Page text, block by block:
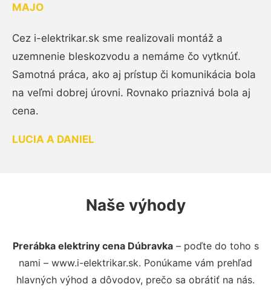
MAJO
Cez i-elektrikar.sk sme realizovali montáž a
uzemnenie bleskozvodu a nemáme čo vytknúť.
Samotná práca, ako aj prístup či komunikácia bola
na veľmi dobrej úrovni. Rovnako priaznivá bola aj
cena.
LUCIA A DANIEL
Naše výhody
Prerábka elektriny cena Dúbravka– poďte do toho s
nami – www.i-elektrikar.sk. Ponúkame vám prehľad
hlavných výhod a dôvodov, prečo sa obrátiť na nás.